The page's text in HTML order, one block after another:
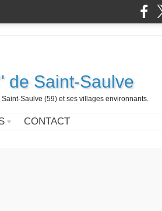
de Saint-Saulve
Saulve (59) et ses villages environnants.
CONTACT